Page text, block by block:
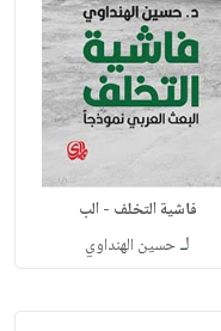
فاشية التخلف - الب
لـحسين الهنداوي